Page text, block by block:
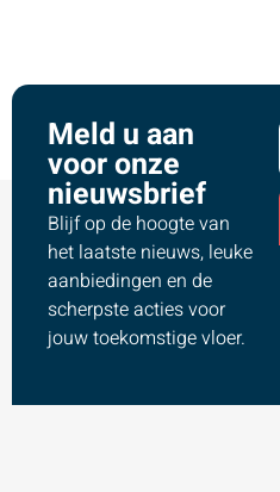
Meld u aan
voor onze
nieuwsbrief
Blijf op de hoogte van
het laatste nieuws, leuke
aanbiedingen en de
scherpste acties voor
jouw toekomstige vloer.